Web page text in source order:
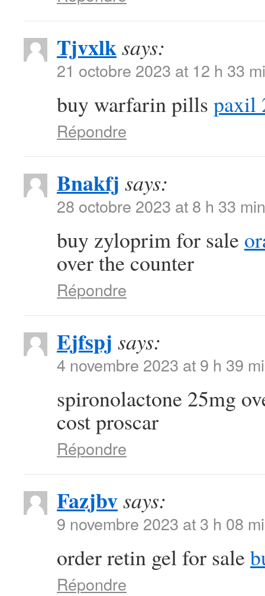
Tjvxlksays:
21 octobre 2023 at 12 h 33
buy warfarin pills paxil
Répondre
Bnakfj says:
28 octobre 2023 at 8 h 33 min
buy zyloprim for sale
over the counter
Répondre
Ejfspj says:
4 novembre 2023 at 9 h 39
spironolactone 25mg
cost proscar
Répondre
Fazjbvsays:
9 novembre 2023 at 3 h 08
order retin gel for sale
Répondre